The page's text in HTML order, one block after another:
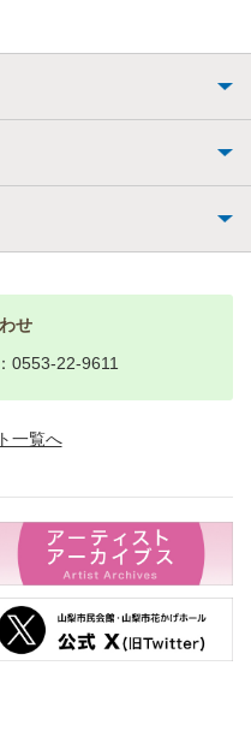
せ
0553-22-9611
一覧へ